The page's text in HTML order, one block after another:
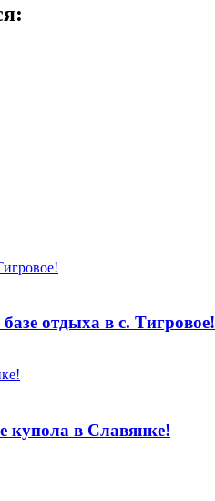
отдыха в с. Тигровое!
купола в Славянке!